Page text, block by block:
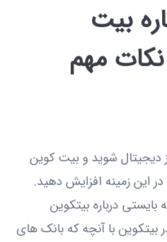
بیت
نکات مهم
دیجیتال شوید و بیت کوین
این زمینه افزایش دهید.
درباره بیتکوین
با آنچه که بانک های